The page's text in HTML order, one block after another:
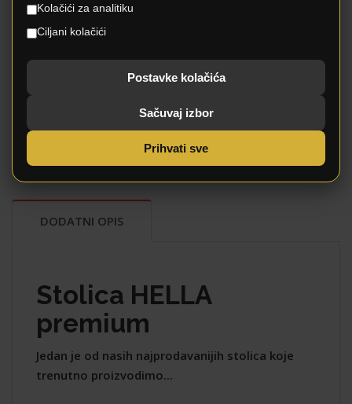
Rok isporuke
Garancija
12 mjeseci
Dostava
Materijali
Plaćanje
Uslovi plaćanja
DODATNI OPIS
Stolica HELLA
premium
Jedan je od nasih najprodavanijih stolica koje
trenutno proizvodimo...
Kolačići za analitiku
Ciljani kolačići
Postavke kolačića
Sačuvaj izbor
Prihvati sve